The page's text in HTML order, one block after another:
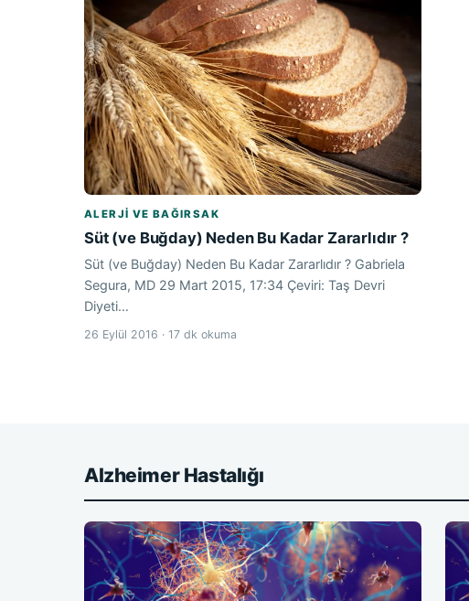
ALERJI VE BAĞIRSAK
Süt (ve Buğday) Neden Bu Kadar Zararlıdır ?
Süt (ve Buğday) Neden Bu Kadar Zararlıdır ? Gabriela
Segura, MD 29 Mart 2015, 17:34 Çeviri: Taş Devri
Diyeti…
26 Eylül 2016 · 17 dk okuma
Alzheimer Hastalığı